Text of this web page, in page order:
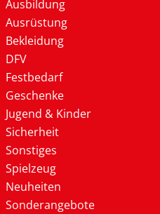
Ausbildung
Ausrüstung
Bekleidung
DFV
Festbedarf
Geschenke
Jugend & Kinder
Sicherheit
Sonstiges
Spielzeug
Neuheiten
Sonderangebote